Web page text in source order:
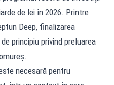
de lei în 2026. Printre
Deep, finalizarea
principiu privind preluarea
necesară pentru